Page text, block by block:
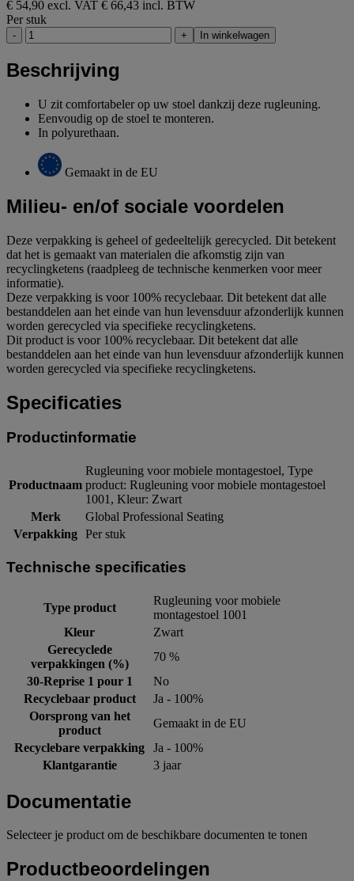
€ 54,90 excl. VAT € 66,43 incl. BTW
Per stuk
- + In winkelwagen
Beschrijving
U zit comfortabeler op uw stoel dankzij deze rugleuning.
Eenvoudig op de stoel te monteren.
In polyurethaan.
Gemaakt in de EU
Milieu- en/of sociale voordelen
Deze verpakking is geheel of gedeeltelijk gerecycled. Dit betekent
dat het is gemaakt van materialen die afkomstig zijn van
recyclingketens (raadpleeg de technische kenmerken voor meer
informatie).
Deze verpakking is voor 100% recyclebaar. Dit betekent dat alle
bestanddelen aan het einde van hun levensduur afzonderlijk kunnen
worden gerecycled via specifieke recyclingketens.
Dit product is voor 100% recyclebaar. Dit betekent dat alle
bestanddelen aan het einde van hun levensduur afzonderlijk kunnen
worden gerecycled via specifieke recyclingketens.
Specificaties
Productinformatie
Productnaam
Rugleuning voor mobiele montagestoel, Type
product: Rugleuning voor mobiele montagestoel
1001, Kleur: Zwart
Merk
Global Professional Seating
Verpakking Per stuk
Technische specificaties
Type product
Rugleuning voor mobiele
montagestoel 1001
Kleur
Zwart
Gerecyclede
verpakkingen (%)
70 %
30-Reprise 1 pour 1
No
Recyclebaar product
Ja - 100%
Oorsprong van het
product
Gemaakt in de EU
Recyclebare verpakking
Ja - 100%
Klantgarantie
3 jaar
Documentatie
Selecteer je product om de beschikbare documenten te tonen
Productbeoordelingen